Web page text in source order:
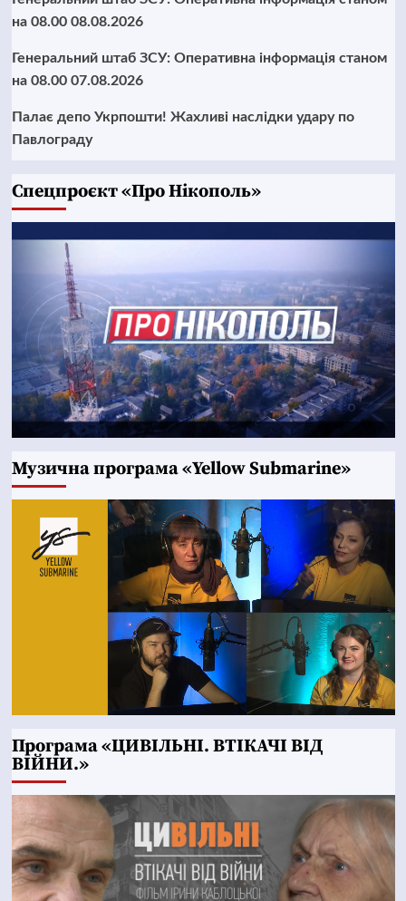
на 08.00 08.08.2026
Генеральний штаб ЗСУ: Оперативна інформація станом
на 08.00 07.08.2026
Палає депо Укрпошти! Жахливі наслідки удару по
Павлограду
Cпецпроєкт «Про Нікополь»
Музична програма «Yellow Submarine»
Програма «ЦИВІЛЬНІ. ВТІКАЧІ ВІД
ВІЙНИ.»